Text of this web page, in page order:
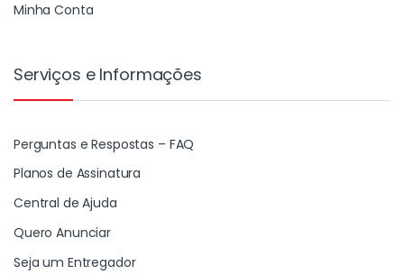
Minha Conta
Serviços e Informações
Perguntas e Respostas – FAQ
Planos de Assinatura
Central de Ajuda
Quero Anunciar
Seja um Entregador